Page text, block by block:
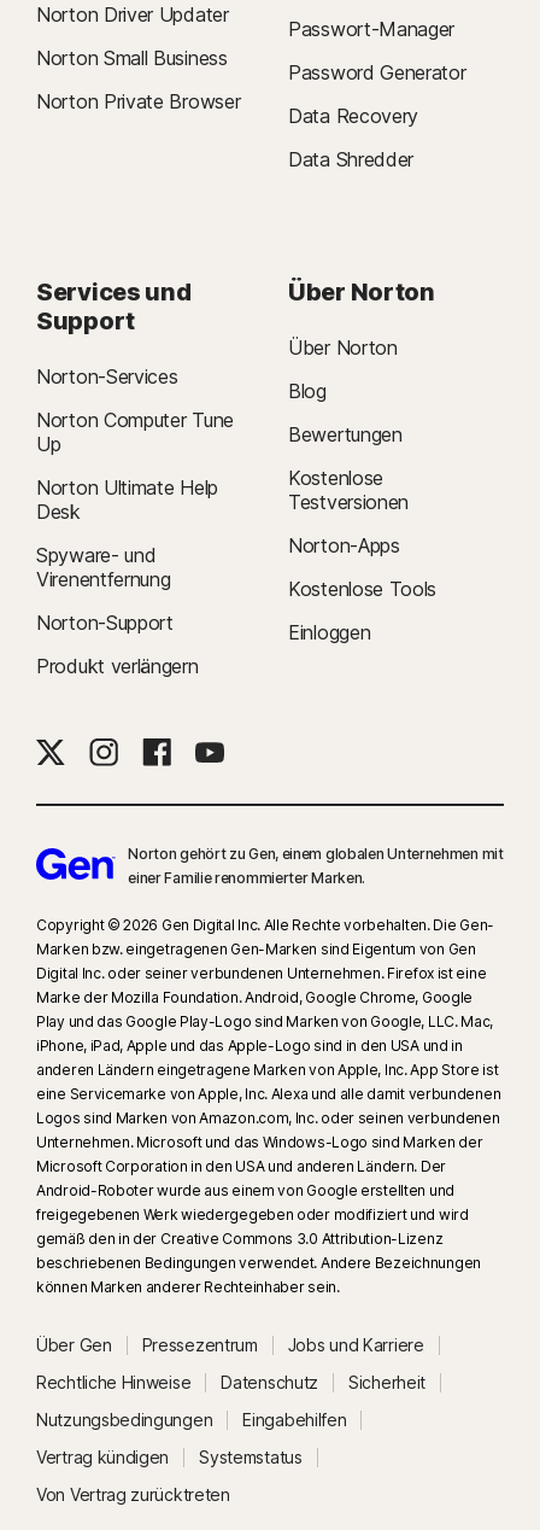
Norton Driver Updater
Norton Small Business
Norton Private Browser
Passwort-Manager
Password Generator
Data Recovery
Data Shredder
Services und
Support
Norton-Services
Norton Computer Tune
Up
Norton Ultimate Help
Desk
Spyware- und
Virenentfernung
Norton-Support
Produkt verlängern
Über Norton
Über Norton
Blog
Bewertungen
Kostenlose
Testversionen
Norton-Apps
Kostenlose Tools
Einloggen
Norton gehört zu Gen, einem globalen Unternehmen mit
einer Familie renommierter Marken.
Copyright © 2026 Gen Digital Inc. Alle Rechte vorbehalten. Die Gen-
Marken bzw. eingetragenen Gen-Marken sind Eigentum von Gen
Digital Inc. oder seiner verbundenen Unternehmen. Firefox ist eine
Marke der Mozilla Foundation. Android, Google Chrome, Google
Play und das Google Play-Logo sind Marken von Google, LLC. Mac,
iPhone, iPad, Apple und das Apple-Logo sind in den USA und in
anderen Ländern eingetragene Marken von Apple, Inc. App Store ist
eine Servicemarke von Apple, Inc. Alexa und alle damit verbundenen
Logos sind Marken von Amazon.com, Inc. oder seinen verbundenen
Unternehmen. Microsoft und das Windows-Logo sind Marken der
Microsoft Corporation in den USA und anderen Ländern. Der
Android-Roboter wurde aus einem von Google erstellten und
freigegebenen Werk wiedergegeben oder modifiziert und wird
gemäß den in der Creative Commons 3.0 Attribution-Lizenz
beschriebenen Bedingungen verwendet. Andere Bezeichnungen
können Marken anderer Rechteinhaber sein.
Über Gen Pressezentrum
Jobs und Karriere
Rechtliche Hinweise
Datenschutz
Sicherheit
Nutzungsbedingungen
Eingabehilfen
Vertrag kündigen
Systemstatus
Von Vertrag zurücktreten